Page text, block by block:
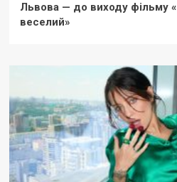
Львова — до виходу фільму
веселий»